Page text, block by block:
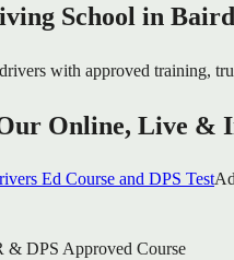
School in Baird
drivers with approved training,
Online, Live &
Ed Course and DPS Test
& DPS Approved Course